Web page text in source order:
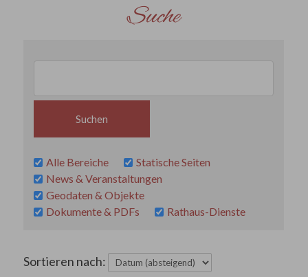
Suche
Alle Bereiche
Statische Seiten
News & Veranstaltungen
Geodaten & Objekte
Dokumente & PDFs
Rathaus-Dienste
Sortieren nach: